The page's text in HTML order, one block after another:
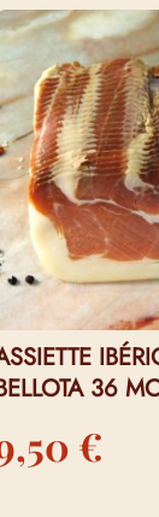
36
€